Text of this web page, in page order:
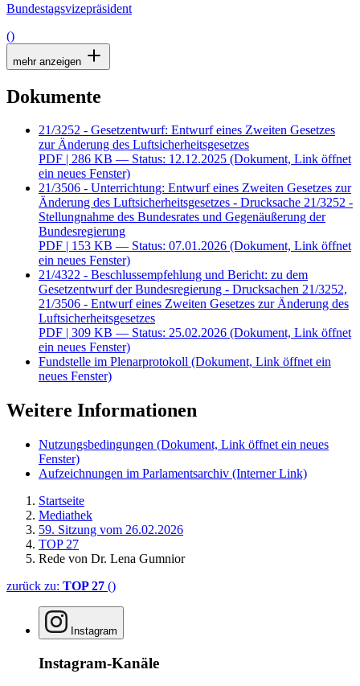
Bundestagsvizepräsident
()
mehr anzeigen
Dokumente
21/3252 - Gesetzentwurf: Entwurf eines Zweiten Gesetzes
zur Änderung des Luftsicherheitsgesetzes
PDF | 286 KB — Status: 12.12.2025 (Dokument, Link öffnet
ein neues Fenster)
21/3506 - Unterrichtung: Entwurf eines Zweiten Gesetzes zur
Änderung des Luftsicherheitsgesetzes - Drucksache 21/3252 -
Stellungnahme des Bundesrates und Gegenäußerung der
Bundesregierung
PDF | 153 KB — Status: 07.01.2026 (Dokument, Link öffnet
ein neues Fenster)
21/4322 - Beschlussempfehlung und Bericht: zu dem
Gesetzentwurf der Bundesregierung - Drucksachen 21/3252,
21/3506 - Entwurf eines Zweiten Gesetzes zur Änderung des
Luftsicherheitsgesetzes
PDF | 309 KB — Status: 25.02.2026 (Dokument, Link öffnet
ein neues Fenster)
Fundstelle im Plenarprotokoll (Dokument, Link öffnet ein
neues Fenster)
Weitere Informationen
Nutzungsbedingungen (Dokument, Link öffnet ein neues
Fenster)
Aufzeichnungen im Parlamentsarchiv (Interner Link)
Startseite
Mediathek
59. Sitzung vom 26.02.2026
TOP 27
Rede von Dr. Lena Gumnior
zurück zu: TOP 27 ()
Instagram
Instagram-Kanäle